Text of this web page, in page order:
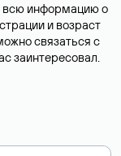
всю информацию о
и возраст
связаться с
заинтересовал.